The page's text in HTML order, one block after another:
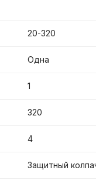
20-320
Одна
1
320
4
Защитный